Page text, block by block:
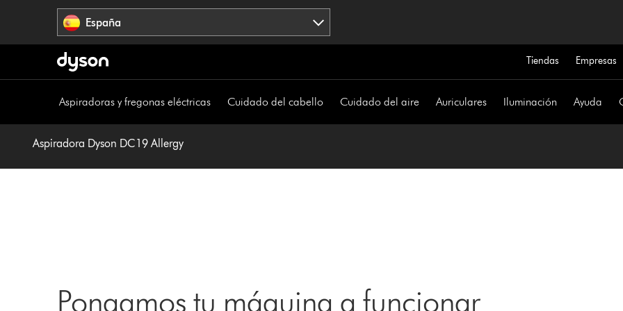
España
Tiendas Empresas
Aspiradoras y fregonas eléctricas Cuidado del cabello Cuidado del aire Auriculares Iluminación Ayuda
Aspiradora Dyson DC19 Allergy
Pongamos tu máquina a funcionar